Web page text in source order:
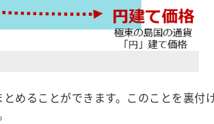
ることができます。このことを裏付